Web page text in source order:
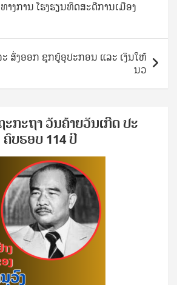
າງການ ໂຮງຮຽນທິດສະດີການເມືອງ
ະ ສົ່ງອອກ ຊຸກຍູ້ອຸປະກອນ ແລະ ເງິນໃຫ້
ນວ
ະ​ກະ​ຖ​າ ວັນ​ຄ້າຍ​ວັນ​ເກີດ ປ​ະ​
ບ​ຮອບ 114 ປີ